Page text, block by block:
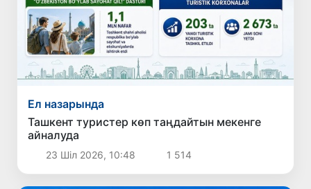
Ел назарында
Ташкент туристер көп таңдайтын мекенге
айналуда
23 Шіл 2026, 10:48 1 514